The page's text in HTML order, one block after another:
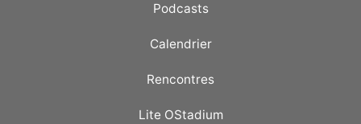
Podcasts
Calendrier
Rencontres
Lite OStadium